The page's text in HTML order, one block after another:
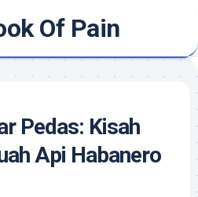
Of Pain
Pedas: Kisah
Api Habanero